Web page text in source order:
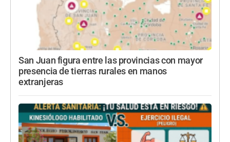
San Juan figura entre las provincias con mayor
presencia de tierras rurales en manos
extranjeras